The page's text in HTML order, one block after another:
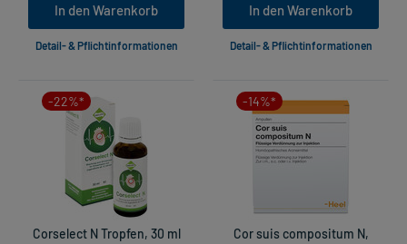
In den Warenkorb
Detail- & Pflichtinformationen
In den Warenkorb
Detail- & Pflichtinformationen
-22%*
Corselect N Tropfen, 30 ml
-14%*
Cor suis compositum N,